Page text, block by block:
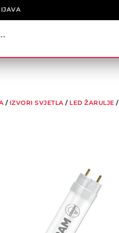
/ IZVORI SVJETLA / LED ŽARULJE /